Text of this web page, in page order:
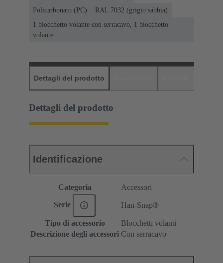
Policarbonato (PC)
RAL 7032 (grigio sabbia)
1 blocchetto volante con serracavo, 1 blocchetto
volante
Dettagli del prodotto
Dettagli del prodotto
Identificazione
Categoria Accessori
Serie Han-Snap®
Tipo di accessorio
Blocchetti volanti
Descrizione degli accessori Con serracavo